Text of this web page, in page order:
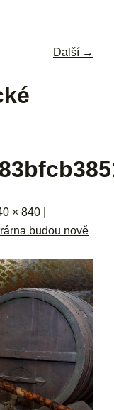
Další →
× 840
budou nově